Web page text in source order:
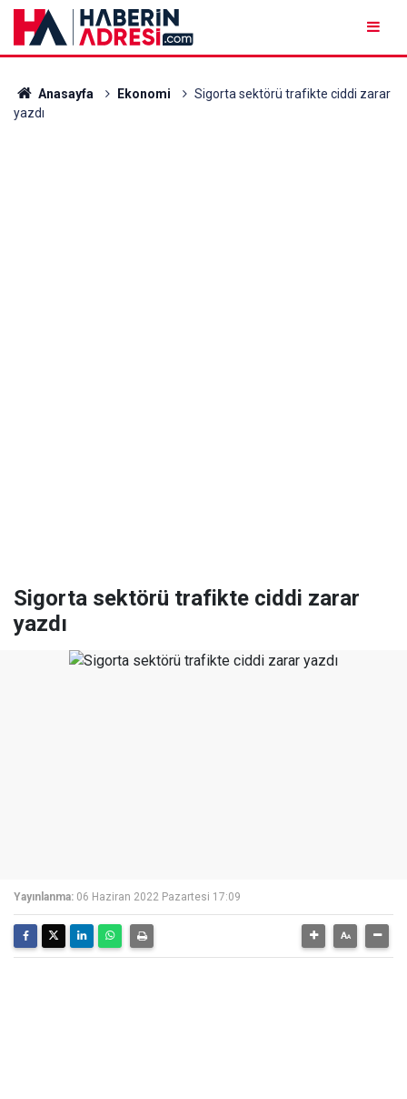
Anasayfa Ekonomi
Sigorta sektörü trafikte ciddi zarar
yazdı
Sigorta sektörü trafikte ciddi zarar
yazdı
Yayınlanma: 06 Haziran 2022 Pazartesi 17:09